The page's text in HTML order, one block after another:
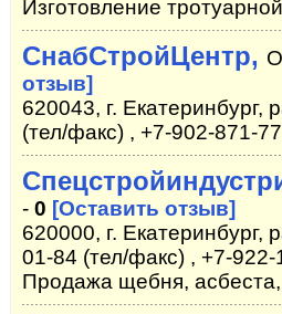
Изготовление
СнабСтройЦентр,
отзыв]
620043, г.
(тел/факс) , +7-902-871-
- 0 [Оставить отзыв]
620000, г.
01-84 (тел/факс) , +7-
Продажа щебня, асбеста,